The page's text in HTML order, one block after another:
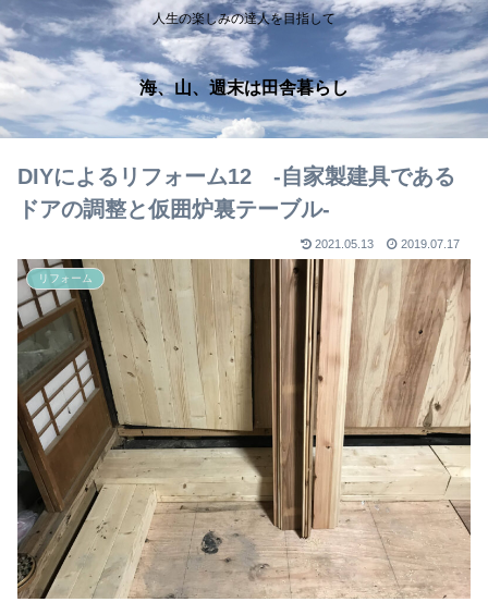
人生の楽しみの達人を目指して
海、山、週末は田舎暮らし
DIYによるリフォーム12 ‐自家製建具である
ドアの調整と仮囲炉裏テーブル‐
2021.05.13 2019.07.17
リフォーム